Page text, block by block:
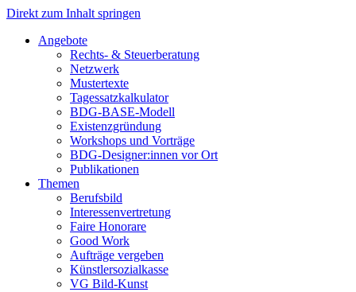
Direkt zum Inhalt springen
Angebote
Rechts- & Steuerberatung
Netzwerk
Mustertexte
Tagessatzkalkulator
BDG-BASE-Modell
Existenzgründung
Workshops und Vorträge
BDG-Designer:innen vor Ort
Publikationen
Themen
Berufsbild
Interessenvertretung
Faire Honorare
Good Work
Aufträge vergeben
Künstlersozialkasse
VG Bild-Kunst